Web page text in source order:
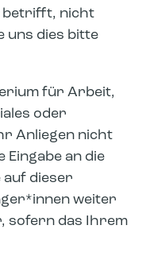
betrifft, nicht
uns dies bitte
für Arbeit,
oder
Anliegen nicht
Eingabe an die
auf dieser
weiter
sofern das Ihrem